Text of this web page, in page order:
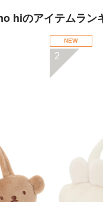
hiのアイテムラン
NEW
2